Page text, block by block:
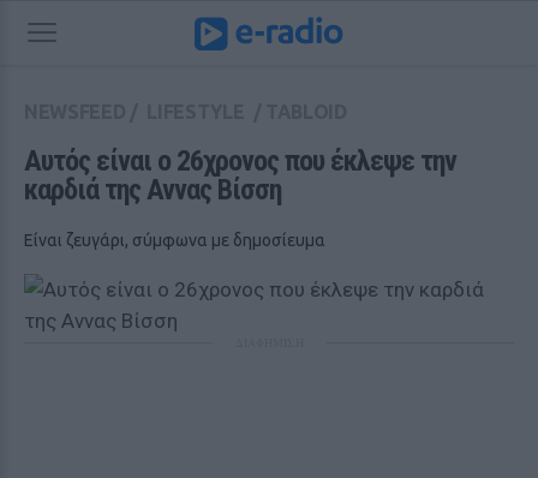
Αυτός είναι ο 26χρονος που έκλεψε την
καρδιά της Αννας Βίσση
Είναι ζευγάρι, σύμφωνα με δημοσίευμα